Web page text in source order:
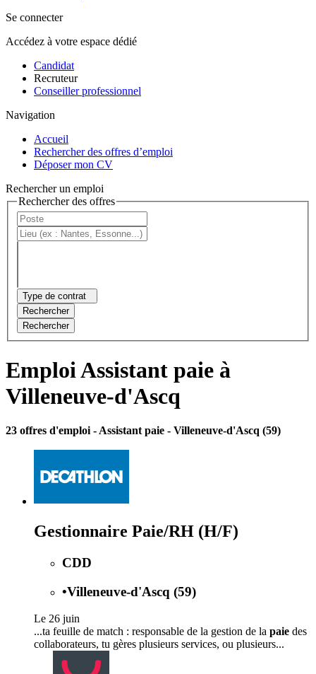
Se connecter
Accédez à votre espace dédié
Candidat
Recruteur
Conseiller professionnel
Navigation
Accueil
Rechercher des offres d’emploi
Déposer mon CV
Rechercher un emploi
Rechercher des offres
Type de contrat
Rechercher
Rechercher
Emploi Assistant paie à
Villeneuve-d'Ascq
23 offres d'emploi - Assistant paie - Villeneuve-d'Ascq (59)
Gestionnaire Paie/RH (H/F)
CDD
•Villeneuve-d'Ascq (59)
Le 26 juin
...ta feuille de match : responsable de la gestion de la paie des
collaborateurs, tu gères plusieurs services, ou plusieurs...